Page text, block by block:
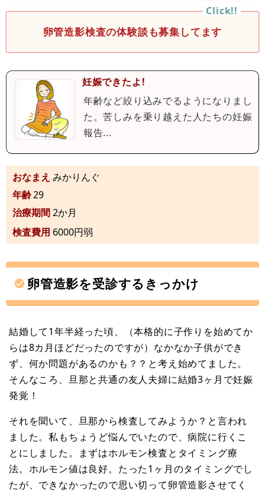
卵管造影検査の体験談も募集してます
妊娠できたよ!
年齢など絞り込みでるようになりまし
た。苦しみを乗り越えた人たちの妊娠
報告...
おなまえ みかりんぐ
年齢29
治療期間2か月
検査費用 6000円弱
卵管造影を受診するきっかけ
結婚して1年半経った頃、（本格的に子作りを始めてか
らは8カ月ほどだったのですが）なかなか子供ができ
ず、何か問題があるのかも？？と考え始めてました。
そんなころ、旦那と共通の友人夫婦に結婚3ヶ月で妊娠
発覚！
それを聞いて、旦那から検査してみようか？と言われ
ました。私もちょうど悩んでいたので、病院に行くこ
とにしました。まずはホルモン検査とタイミング療
法。ホルモン値は良好。たった1ヶ月のタイミングでし
たが、できなかったので思い切って卵管造影させてく